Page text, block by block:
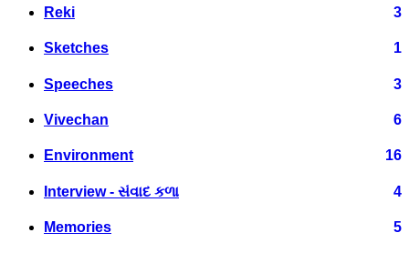
Reki 3
Sketches 1
Speeches 3
Vivechan 6
Environment 16
Interview - સંવાદ કળા 4
Memories 5